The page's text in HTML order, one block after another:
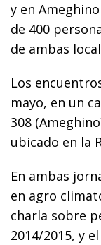
y en
de 400
de ambas
Los
mayo, en un
308
ubicado en la
En ambas
en agro
charla sobre
2014/2015, y